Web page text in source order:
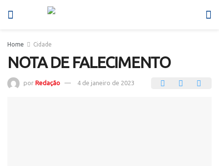
Home Cidade
NOTA DE FALECIMENTO
por Redação 4 de janeiro de 2023